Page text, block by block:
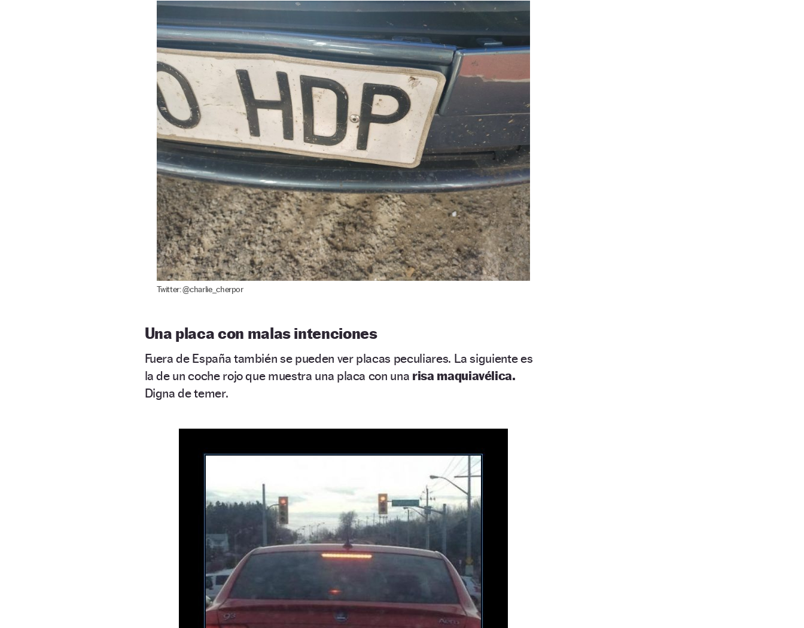
Twitter: @charlie_cherpor
Una placa con malas intenciones
Fuera de España también se pueden ver placas peculiares. La siguiente es
la de un coche rojo que muestra una placa con una risa maquiavélica.
Digna de temer.